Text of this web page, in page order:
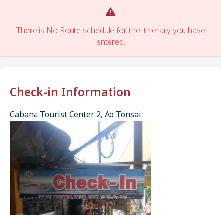
There is No Route schedule for the itinerary you have
entered.
Check-in Information
Cabana Tourist Center 2, Ao Tonsai